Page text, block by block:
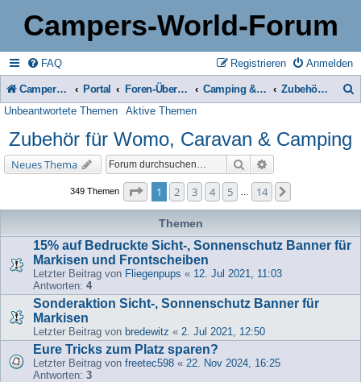
Campers-World-Forum
FAQ Anmelden
Registrieren
Campers-World-Forum Portal Foren-Übersicht Camping & Reise -> Fahrzeuge & Zubehör in der Praxis Zubehör für Womo, Caravan & Camping
Unbeantwortete Themen Aktive Themen
Zubehör für Womo, Caravan & Camping
Neues Thema Suche
349 Themen Seite von
1 2 3 4 5 14
Themen
15% auf Bedruckte Sicht-, Sonnenschutz Banner für
Markisen und Frontscheiben
Letzter Beitrag von Fliegenpups « 12. Jul 2021, 11:03
Antworten: 4
Sonderaktion Sicht-, Sonnenschutz Banner für
Markisen
Letzter Beitrag von bredewitz « 2. Jul 2021, 12:50
Eure Tricks zum Platz sparen?
Letzter Beitrag von freetec598 « 22. Nov 2024, 16:25
Antworten: 3